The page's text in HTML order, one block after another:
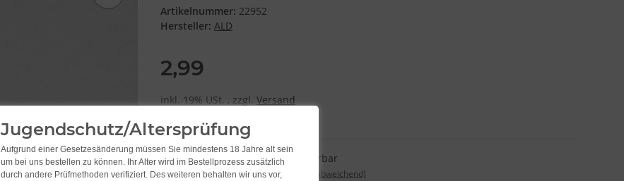
Artikelnummer: 22952
Hersteller: ALD
2,99
inkl. 19% USt. , zzgl. Versand
Lieferstatus: Sofort ab Lager lieferbar
Lieferzeit: 2 - 3 Werktage(DE - Ausland abweichend)
Jugendschutz/Altersprüfung
Aufgrund einer Gesetzesänderung müssen Sie mindestens 18 Jahre alt sein
um bei uns bestellen zu können. Ihr Alter wird im Bestellprozess zusätzlich
durch andere Prüfmethoden verifiziert. Des weiteren behalten wir uns vor,